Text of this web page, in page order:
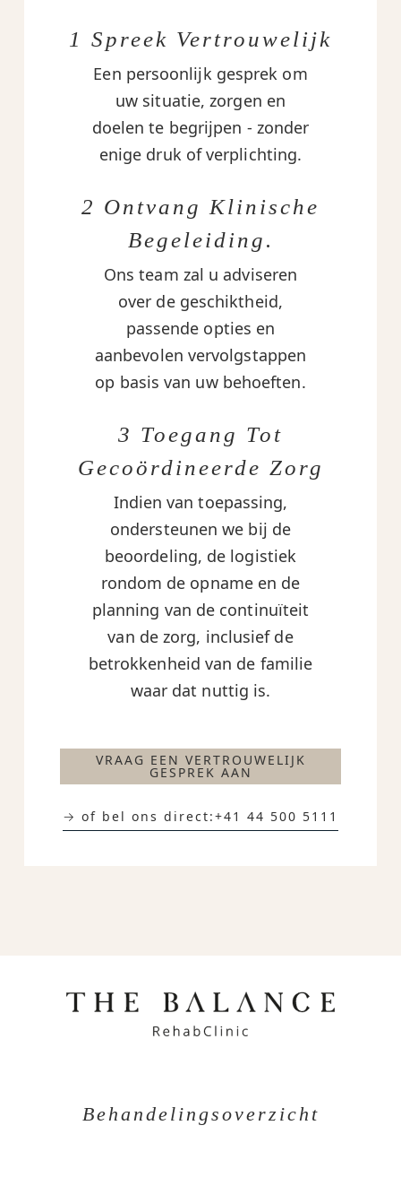
1 Spreek Vertrouwelijk
Een persoonlijk gesprek om
uw situatie, zorgen en
doelen te begrijpen - zonder
enige druk of verplichting.
2 Ontvang Klinische
Begeleiding.
Ons team zal u adviseren
over de geschiktheid,
passende opties en
aanbevolen vervolgstappen
op basis van uw behoeften.
3 Toegang Tot
Gecoördineerde Zorg
Indien van toepassing,
ondersteunen we bij de
beoordeling, de logistiek
rondom de opname en de
planning van de continuïteit
van de zorg, inclusief de
betrokkenheid van de familie
waar dat nuttig is.
VRAAG EEN VERTROUWELIJK
GESPREK AAN
→ of bel ons direct:+41 44 500 5111
Behandelingsoverzicht